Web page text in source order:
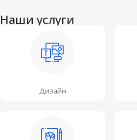
Наши услуги
Дизайн